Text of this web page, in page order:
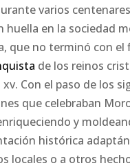
varios
huella en la sociedad
que no terminó con el
de los reinos
Con el paso de los
que celebraban
y
histórica
locales o a otros